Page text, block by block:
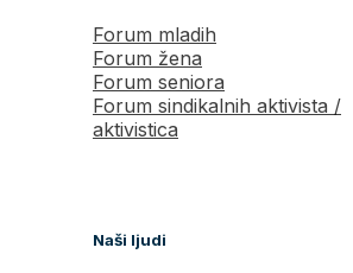
Forum mladih
Forum žena
Forum seniora
Forum sindikalnih aktivista /
aktivistica
Naši ljudi